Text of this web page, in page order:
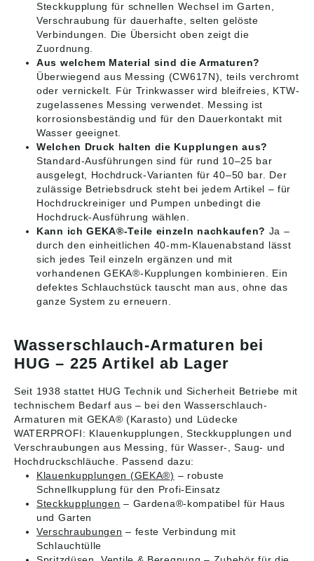
Steckkupplung für schnellen Wechsel im Garten,
Verschraubung für dauerhafte, selten gelöste
Verbindungen. Die Übersicht oben zeigt die
Zuordnung.
Aus welchem Material sind die Armaturen?
Überwiegend aus Messing (CW617N), teils verchromt
oder vernickelt. Für Trinkwasser wird bleifreies, KTW-
zugelassenes Messing verwendet. Messing ist
korrosionsbeständig und für den Dauerkontakt mit
Wasser geeignet.
Welchen Druck halten die Kupplungen aus?
Standard-Ausführungen sind für rund 10–25 bar
ausgelegt, Hochdruck-Varianten für 40–50 bar. Der
zulässige Betriebsdruck steht bei jedem Artikel – für
Hochdruckreiniger und Pumpen unbedingt die
Hochdruck-Ausführung wählen.
Kann ich GEKA®-Teile einzeln nachkaufen? Ja –
durch den einheitlichen 40-mm-Klauenabstand lässt
sich jedes Teil einzeln ergänzen und mit
vorhandenen GEKA®-Kupplungen kombinieren. Ein
defektes Schlauchstück tauscht man aus, ohne das
ganze System zu erneuern.
Wasserschlauch-Armaturen bei
HUG – 225 Artikel ab Lager
Seit 1938 stattet HUG Technik und Sicherheit Betriebe mit
technischem Bedarf aus – bei den Wasserschlauch-
Armaturen mit GEKA® (Karasto) und Lüdecke
WATERPROFI: Klauenkupplungen, Steckkupplungen und
Verschraubungen aus Messing, für Wasser-, Saug- und
Hochdruckschläuche. Passend dazu:
Klauenkupplungen (GEKA®) – robuste
Schnellkupplung für den Profi-Einsatz
Steckkupplungen – Gardena®-kompatibel für Haus
und Garten
Verschraubungen – feste Verbindung mit
Schlauchtülle